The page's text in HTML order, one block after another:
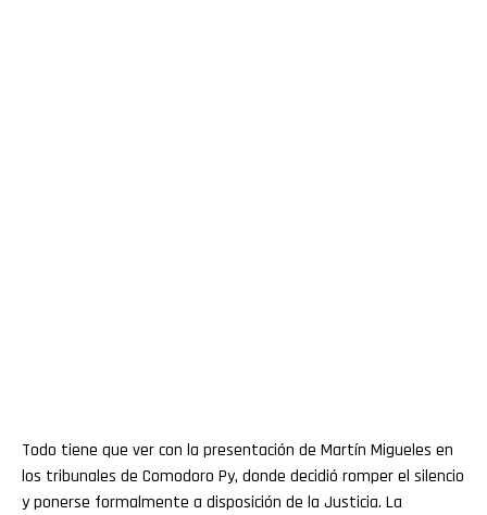
Todo tiene que ver con la presentación de Martín Migueles en
los tribunales de Comodoro Py, donde decidió romper el silencio
y ponerse formalmente a disposición de la Justicia. La